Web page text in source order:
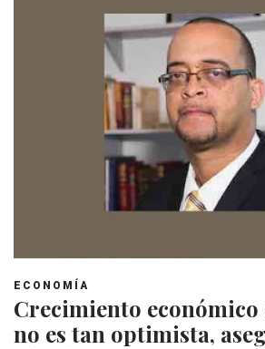
ECONOMÍA
Crecimiento económico
no es tan optimista,